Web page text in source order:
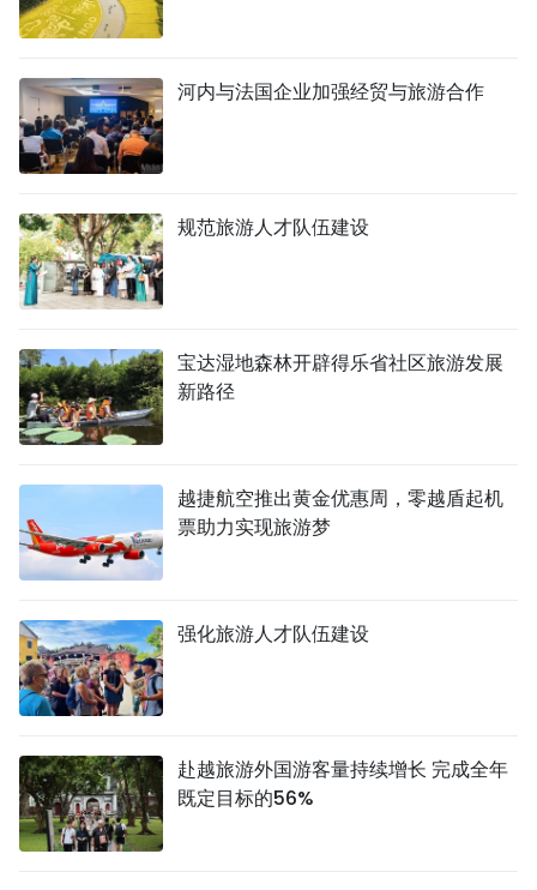
河内与法国企业加强经贸与旅游合作
规范旅游人才队伍建设
宝达湿地森林开辟得乐省社区旅游发展
新路径
越捷航空推出黄金优惠周，零越盾起机
票助力实现旅游梦
强化旅游人才队伍建设
赴越旅游外国游客量持续增长 完成全年
既定目标的56%